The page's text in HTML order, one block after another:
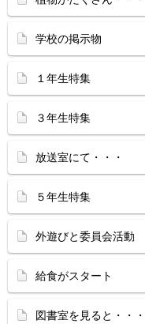
学校の掲示物
１年生特集
３年生特集
放送室にて・・・
５年生特集
外遊びと委員会活動
給食がスタート
図書室を見ると・・・